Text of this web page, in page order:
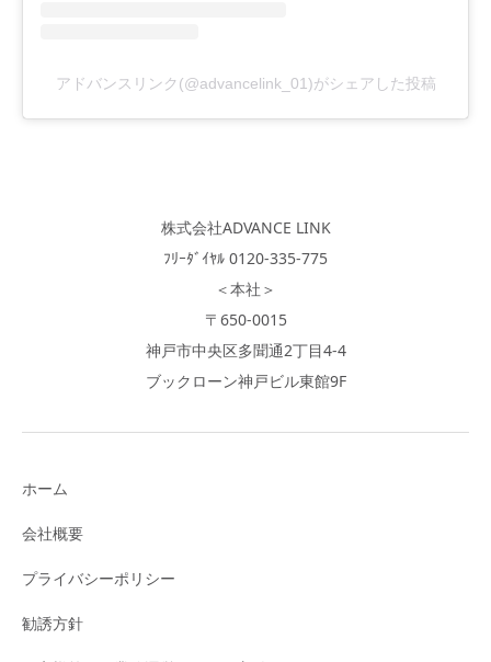
アドバンスリンク(@advancelink_01)がシェアした投稿
株式会社ADVANCE LINK
ﾌﾘｰﾀﾞｲﾔﾙ 0120-335-775
＜本社＞
〒650-0015
神戸市中央区多聞通2丁目4-4
ブックローン神戸ビル東館9F
ホーム
会社概要
プライバシーポリシー
勧誘方針